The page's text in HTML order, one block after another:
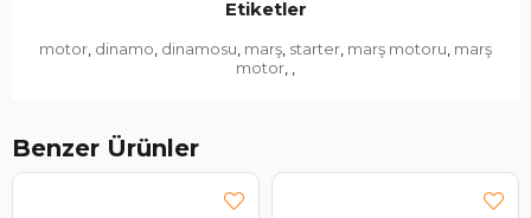
Etiketler
motor dinamo dinamosu marş starter marş motoru marş
motor
Benzer Ürünler